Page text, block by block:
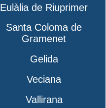
Eulàlia de Riuprimer
Santa Coloma de
Gramenet
Gelida
Veciana
Vallirana